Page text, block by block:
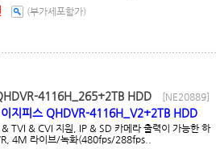
(부가세포함가)
4116H_265+2TB HDD [NE20889]
지피스 QHDVR-4116H_V2+2TB HDD
TVI & CVI 지원, IP & SD 카메라 출력이 가능한 하
4M 라이브/녹화(480fps/288fps..